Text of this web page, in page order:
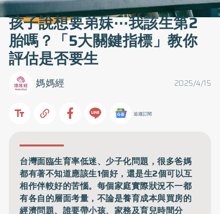
孩子說想要弟妹⋯我該生第2
胎嗎？「5大關鍵指標」教你
評估是否要生
2025/4/15
媽媽經
追蹤訂閱
台灣面臨生育率低迷、少子化問題，很多爸媽
都有著不知道應該生1個好，還是生2個可以互
相作伴較好的苦惱。每個家庭實際狀況不一都
有各自的層面考量，不論是養育成本與買房的
經濟問題、誰要帶小孩、家務及育兒時間分